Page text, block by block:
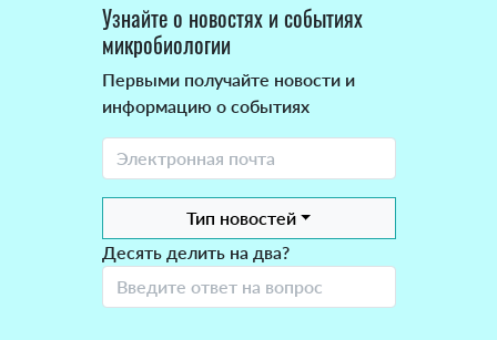
Узнайте о новостях и событиях
микробиологии
Первыми получайте новости и
информацию о событиях
Тип новостей
Десять делить на два?